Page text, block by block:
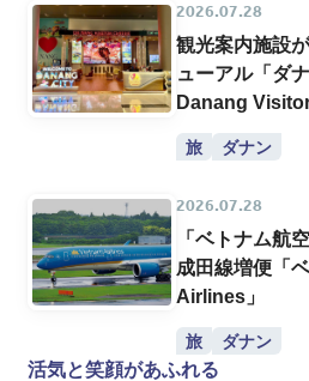
2026.07.28
観光案内施設
ューアル「ダ
Danang
旅 ダナン
2026.07.28
「ベトナム航
成田線増便「
Airlines」
旅 ダナン
活気と笑顔があふれる